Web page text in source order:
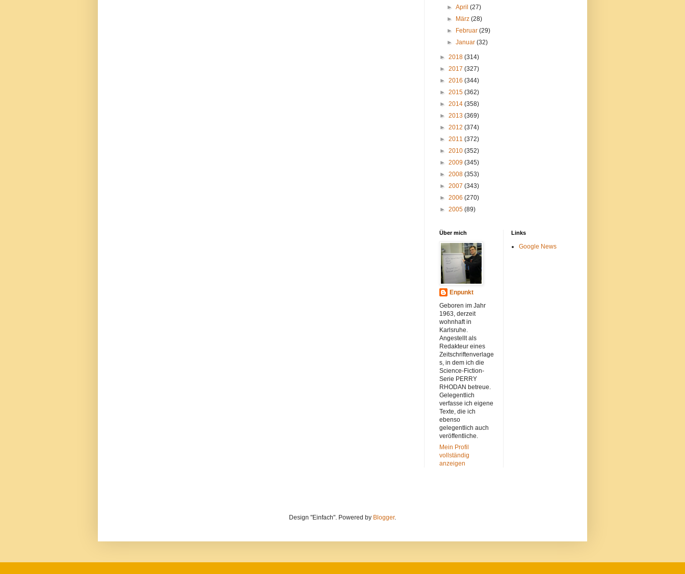
►April(27)
►
März(28)
►
Februar(29)
►Januar(32)
► 2018 (314)
► 2017 (327)
► 2016 (344)
► 2015 (362)
► 2014 (358)
► 2013 (369)
► 2012 (374)
► 2011 (372)
► 2010 (352)
► 2009 (345)
► 2008 (353)
► 2007 (343)
► 2006 (270)
► 2005 (89)
Über mich
Enpunkt
Geboren im Jahr
1963, derzeit
wohnhaft in
Karlsruhe.
Angestellt als
Redakteur eines
Zeitschriftenverlage
s, in dem ich die
Science-Fiction-
Serie PERRY
RHODAN betreue.
Gelegentlich
verfasse ich eigene
Texte, die ich
ebenso
gelegentlich auch
veröffentliche.
Mein Profil
vollständig
anzeigen
Links
Google News
Design "Einfach". Powered by Blogger.